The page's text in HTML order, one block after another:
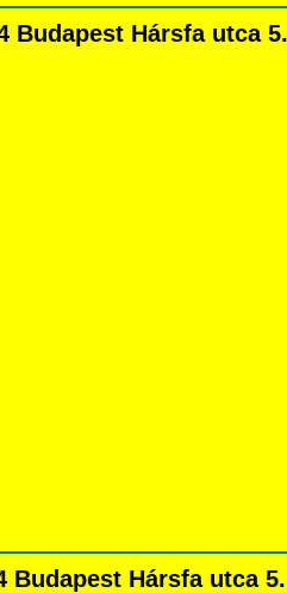
Budapest Hársfa utca
Budapest Hársfa utca